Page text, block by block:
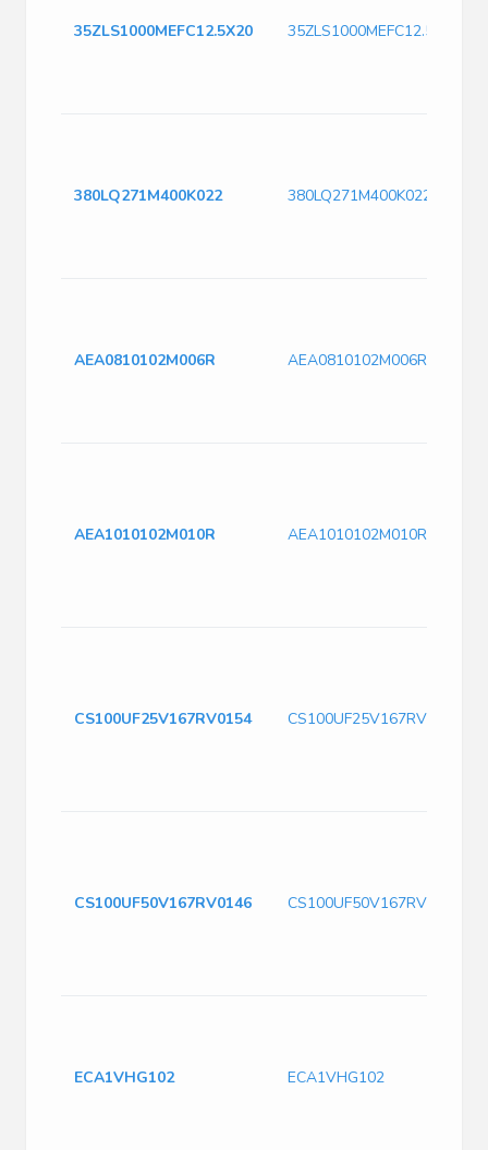
35ZLS1000MEFC12.5X20 35ZLS1000MEFC12.5X20
380LQ271M400K022 380LQ271M400K022
AEA0810102M006R AEA0810102M006R
AEA1010102M010R AEA1010102M010R
CS100UF25V167RV0154 CS100UF25V167RV0154
CS100UF50V167RV0146 CS100UF50V167RV0146
ECA1VHG102 ECA1VHG102